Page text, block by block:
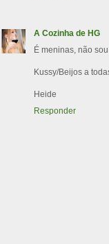
A Cozinha de HG
É meninas, não
Kussy/Beijos a
Heide
Responder